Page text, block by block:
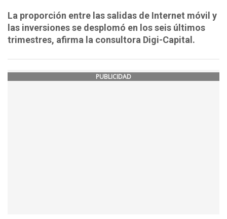
La proporción entre las salidas de Internet móvil y
las inversiones se desplomó en los seis últimos
trimestres, afirma la consultora Digi-Capital.
PUBLICIDAD